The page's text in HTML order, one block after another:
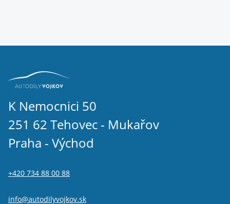
K Nemocnici 50
251 62 Tehovec - Mukařov
Praha - Východ
+420 734 88 00 88
info@autodilyvojkov.sk